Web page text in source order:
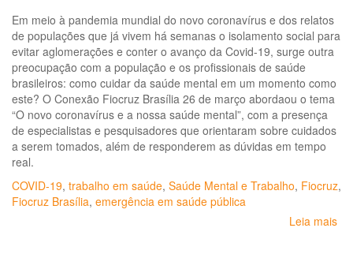
Em meio à pandemia mundial do novo coronavírus e dos relatos
de populações que já vivem há semanas o isolamento social para
evitar aglomerações e conter o avanço da Covid-19, surge outra
preocupação com a população e os profissionais de saúde
brasileiros: como cuidar da saúde mental em um momento como
este? O Conexão Fiocruz Brasília 26 de março abordaou o tema
“O novo coronavírus e a nossa saúde mental”, com a presença
de especialistas e pesquisadores que orientaram sobre cuidados
a serem tomados, além de responderem as dúvidas em tempo
real.
COVID-19, trabalho em saúde, Saúde Mental e Trabalho, Fiocruz,
Fiocruz Brasília, emergência em saúde pública
Leia mais